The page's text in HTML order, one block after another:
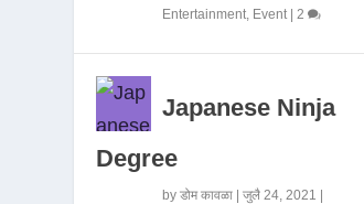
Entertainment, Event|2
Japanese Ninja
Degree
byडोम कावळा |जुलै 24, 2021